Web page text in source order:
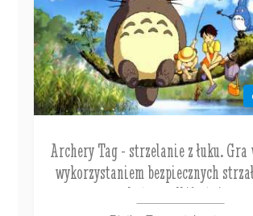
Archery Tag - strzelanie z łuku.
wykorzystaniem bezpiecznych
która podbija świat